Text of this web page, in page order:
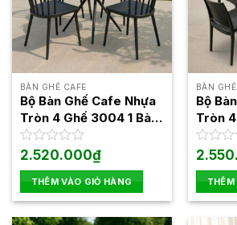
BÀN GHẾ CAFE
Bộ Bàn Ghế Cafe Nhựa
Tròn 4 Ghế 3004 1 Bàn
3025
Được
hạng
0
5
sao
2.520.000₫
THÊM VÀO GIỎ HÀNG
BÀN
Bộ
Tròn
3025
Được
hạng
0
5
sao
THÊM